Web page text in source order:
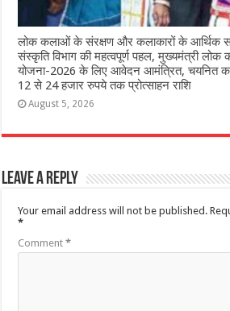
लोक कलाओं के संरक्षण और कलाकारों के आर्थिक
संस्कृति विभाग की महत्वपूर्ण पहल, मुख्यमंत्री लोक
योजना-2026 के लिए आवेदन आमंत्रित, चयनित
12 से 24 हजार रुपये तक प्रोत्साहन राशि
August 5, 2026
Leave a Reply
Your email address will not be published.
*
Comment*